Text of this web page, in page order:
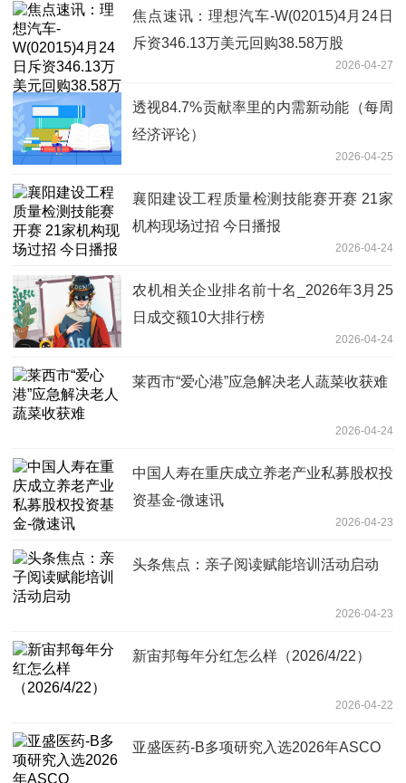
焦点速讯：理想汽车-W(02015)4月24日
斥资346.13万美元回购38.58万股
2026-04-27
透视84.7%贡献率里的内需新动能（每周
经济评论）
2026-04-25
襄阳建设工程质量检测技能赛开赛 21家
机构现场过招 今日播报
2026-04-24
农机相关企业排名前十名_2026年3月25
日成交额10大排行榜
2026-04-24
莱西市“爱心港”应急解决老人蔬菜收获难
2026-04-24
中国人寿在重庆成立养老产业私募股权投
资基金-微速讯
2026-04-23
头条焦点：亲子阅读赋能培训活动启动
2026-04-23
新宙邦每年分红怎么样（2026/4/22）
2026-04-22
亚盛医药-B多项研究入选2026年ASCO